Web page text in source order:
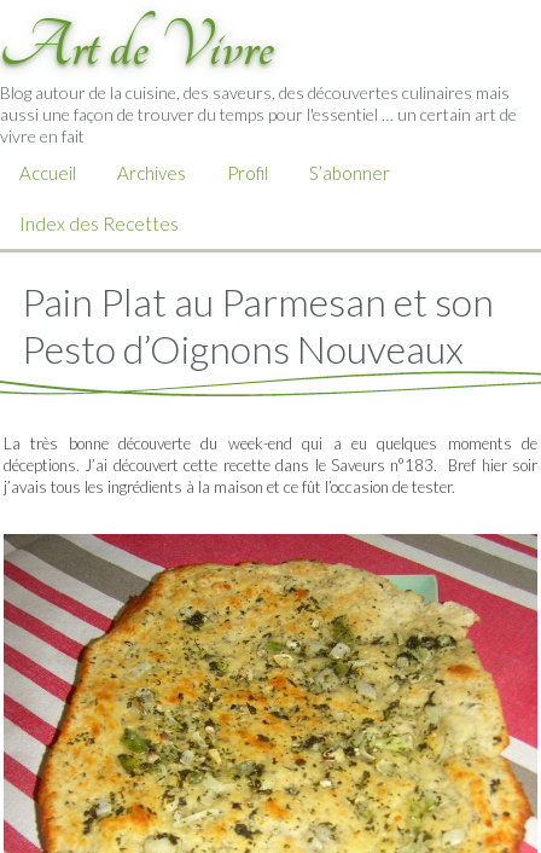
Art de Vivre
Blog autour de la cuisine, des saveurs, des découvertes culinaires mais
aussi une façon de trouver du temps pour l'essentiel … un certain art de
vivre en fait
Accueil Archives Profil S’abonner
Index des Recettes
Pain Plat au Parmesan et son
Pesto d’Oignons Nouveaux
La très bonne découverte du week-end qui a eu quelques moments de
déceptions. J’ai découvert cette recette dans le Saveurs n°183. Bref hier soir
j’avais tous les ingrédients à la maison et ce fût l’occasion de tester.